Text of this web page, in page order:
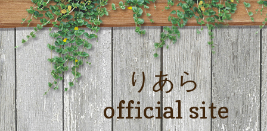
りあら
official site